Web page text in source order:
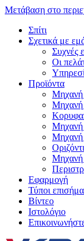
Μετάβαση στο
Σπίτι
Σχετικά με
Συχνές
Οι
Προϊόντα
Μηχανή
Μηχανή
Μηχανή
Μηχανή
Μηχανή
Εφαρμογή
Τύποι
Βίντεο
Ιστολόγιο